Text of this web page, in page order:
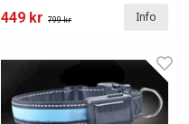
449 kr 799 kr Info